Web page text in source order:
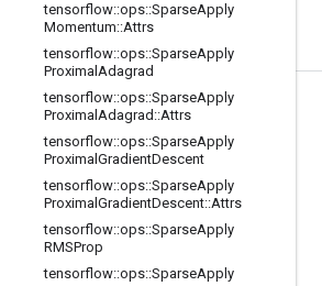
tensorflow::ops::SparseApply
Momentum::Attrs
tensorflow::ops::SparseApply
Proximal Adagrad
tensorflow::ops::SparseApply
Proximal Adagrad ::Attrs
tensorflow::ops::SparseApply
Proximal GradientDescent
tensorflow::ops::SparseApply
Proximal GradientDescent::Attrs
tensorflow::ops::SparseApply
RMSProp
tensorflow::ops::SparseApply
최신 소식 확인하기
블로그
포럼
Twitter